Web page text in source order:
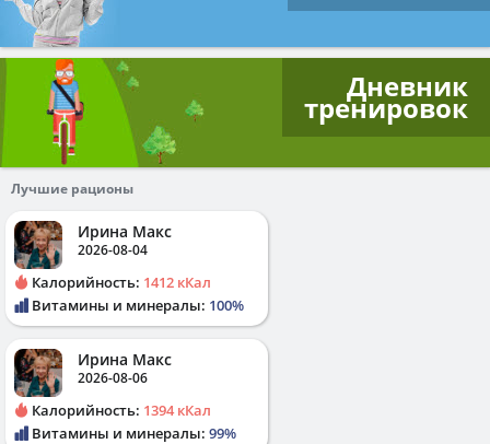
Дневник
тренировок
Лучшие рационы
Ирина Макс
2026-08-04
Калорийность: 1412 кКал
Витамины и минералы: 100%
Ирина Макс
2026-08-06
Калорийность: 1394 кКал
Витамины и минералы: 99%